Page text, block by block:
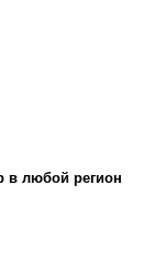
в любой регион